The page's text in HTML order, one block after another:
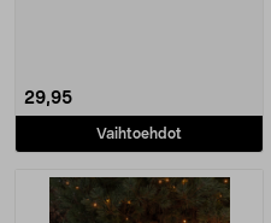
29,95
Vaihtoehdot